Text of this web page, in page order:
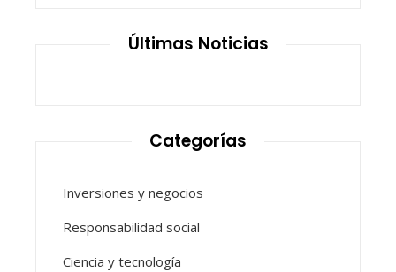
Últimas Noticias
Categorías
Inversiones y negocios
Responsabilidad social
Ciencia y tecnología